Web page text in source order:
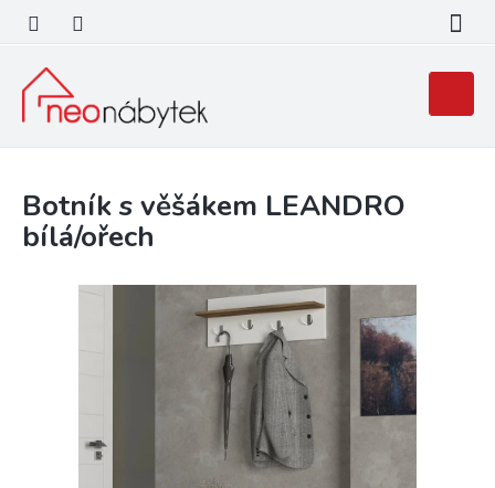
obsah
košík
Botník s věšákem LEANDRO
bílá/ořech